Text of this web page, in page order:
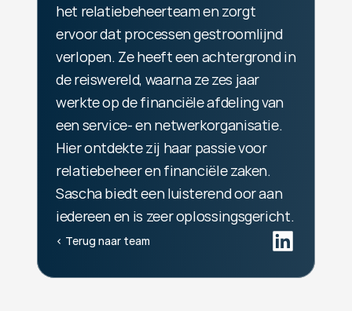
het relatiebeheerteam en zorgt
ervoor dat processen gestroomlijnd
verlopen. Ze heeft een achtergrond in
de reiswereld, waarna ze zes jaar
werkte op de financiële afdeling van
een service- en netwerkorganisatie.
Hier ontdekte zij haar passie voor
relatiebeheer en financiële zaken.
Sascha biedt een luisterend oor aan
iedereen en is zeer oplossingsgericht.
‹ Terug naar team